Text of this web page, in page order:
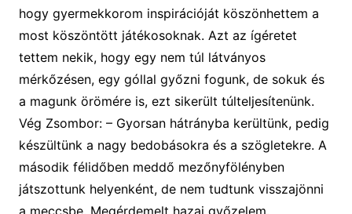
hogy gyermekkorom inspirációját köszönhettem a
most köszöntött játékosoknak. Azt az ígéretet
tettem nekik, hogy egy nem túl látványos
mérkőzésen, egy góllal győzni fogunk, de sokuk és
a magunk örömére is, ezt sikerült túlteljesítenünk.
Vég Zsombor: – Gyorsan hátrányba kerültünk, pedig
készültünk a nagy bedobásokra és a szögletekre. A
második félidőben meddő mezőnyfölényben
játszottunk helyenként, de nem tudtunk visszajönni
a meccsbe. Megérdemelt hazai győzelem.